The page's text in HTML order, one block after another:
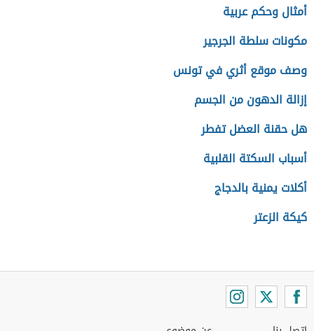
أمثال وحكم عربية
مكونات سلطة الجرجير
وصف موقع أثري في تونس
إزالة الدهون من الجسم
هل حقنة العضل تفطر
أسباب السكتة القلبية
أكلات يمنية بالدجاج
كيكة الزعتر